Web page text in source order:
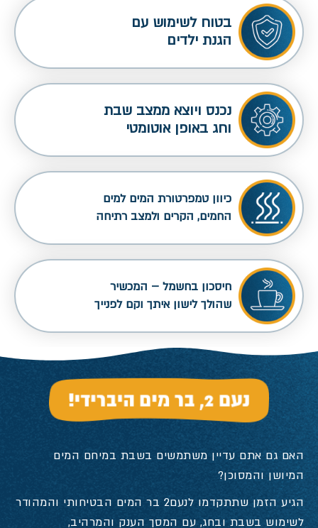
בטוח לשימוש עם
הגנת ילדים
נכנס ויוצא ממצב שבת
וחג באופן אוטומטי
כיוון טמפרטורת המים למים
החמים, הקרים ולמצב רתיחה
חיסכון בחשמל – המכשיר
שהולך לישון איתך וקם לפנייך
נעם 2, בר מים היברידי!
האם גם אתם עדיין משתמשים בשבת במיחם המים
המיושן והמסוכן?
הגיע הזמן שתתקדמו לנעם2 בר המים הבטיחותי והמהודר
לשימוש בשבת ובחג, עם המסך הענק והמרהיב,